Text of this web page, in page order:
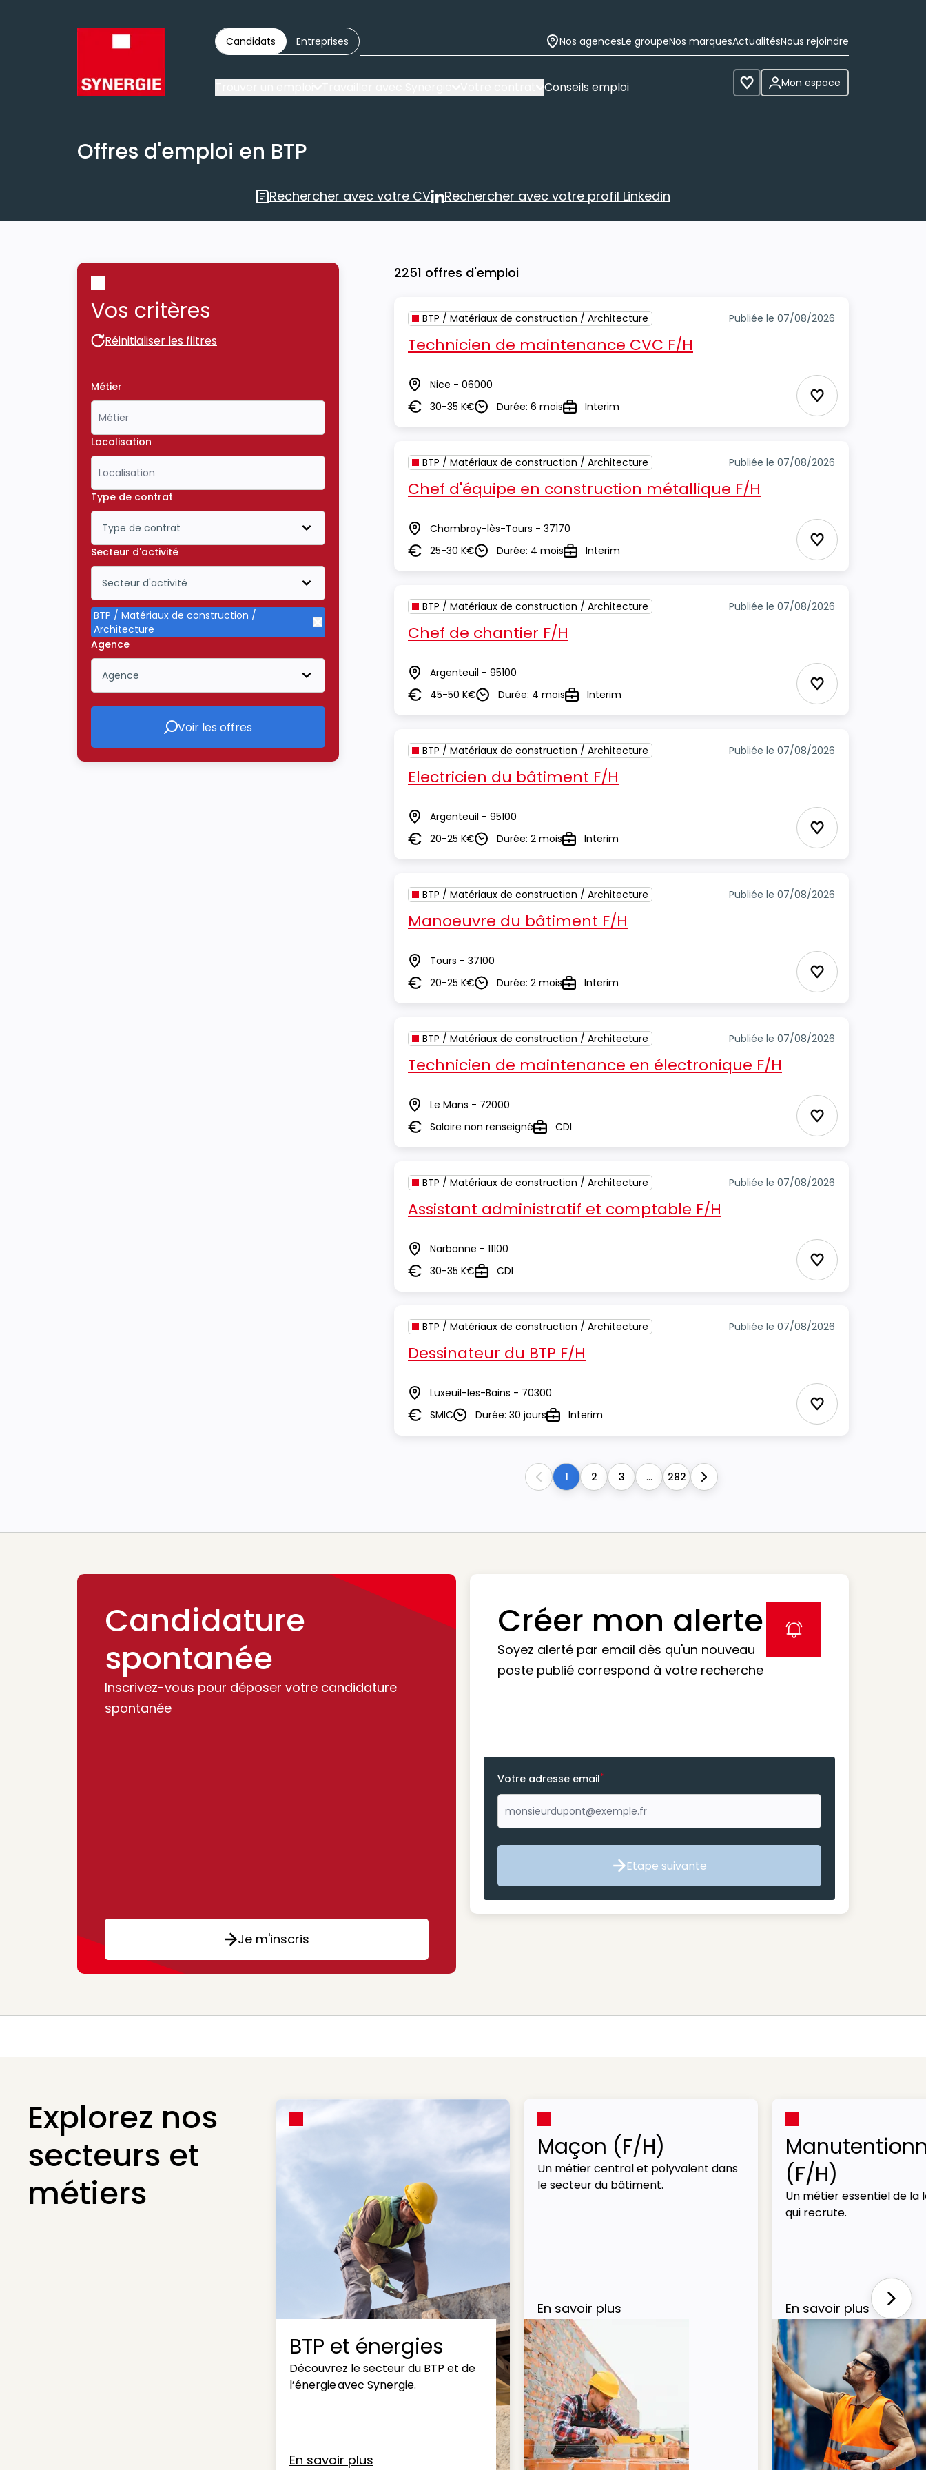
Candidats Entreprises Nos agencesLe groupeNos marquesActualitésNous rejoindre
Conseils emploi Voir les favoris
Mon espace
Offres d'emploi en BTP
Rechercher avec votre CV
Rechercher avec votre CV
Rechercher avec votre profil Linkedin
Rechercher avec votre profil Linkedin
Vos critères
Réinitialiser les filtres
Réinitialiser les filtres
Métier
Localisation
Type de contrat
Type de contrat
Icône ouvrir la liste déroulante
Secteur d'activité
Secteur d'activité
Icône ouvrir la liste déroulante
BTP / Matériaux de construction /
Architecture
Supprimer le critère BTP / Matériaux de construction / Architecture
Agence
Agence
Icône ouvrir la liste déroulante
Voir les offres
Voir les offres
2251 offres d'emploi
BTP / Matériaux de construction / Architecture Publiée le 07/08/2026
Technicien de maintenance CVC F/H
Lieu Nice - 06000
Salaire30-35 K€DuréeDurée: 6 moisTypeInterim Ajouter aux
BTP / Matériaux de construction / Architecture Publiée le 07/08/2026
Chef d'équipe en construction métallique F/H
Lieu Chambray-lès-Tours - 37170
Salaire25-30 K€DuréeDurée: 4 moisTypeInterim Ajouter aux
BTP / Matériaux de construction / Architecture Publiée le 07/08/2026
Chef de chantier F/H
Lieu Argenteuil - 95100
Salaire45-50 K€DuréeDurée: 4 moisTypeInterim Ajouter aux
BTP / Matériaux de construction / Architecture Publiée le 07/08/2026
Electricien du bâtiment F/H
Lieu Argenteuil - 95100
Salaire20-25 K€DuréeDurée: 2 moisTypeInterim Ajouter aux
BTP / Matériaux de construction / Architecture Publiée le 07/08/2026
Manoeuvre du bâtiment F/H
Lieu Tours - 37100
Salaire20-25 K€DuréeDurée: 2 moisTypeInterim Ajouter aux
BTP / Matériaux de construction / Architecture Publiée le 07/08/2026
Technicien de maintenance en électronique F/H
Lieu Le Mans - 72000
SalaireSalaire non renseignéTypeCDI Ajouter aux
BTP / Matériaux de construction / Architecture Publiée le 07/08/2026
Assistant administratif et comptable F/H
Lieu Narbonne - 11100
Salaire30-35 K€TypeCDI Ajouter aux
BTP / Matériaux de construction / Architecture Publiée le 07/08/2026
Dessinateur du BTP F/H
Lieu Luxeuil-les-Bains - 70300
Salaire
SMICDuréeDurée: 30 joursTypeInterim Ajouter aux
Previous
1 2 3 ... 282 Next
Candidature
spontanée
Inscrivez-vous pour déposer votre candidature
spontanée
Je m'inscris
Créer mon alerte
Soyez alerté par email dès qu'un nouveau
poste publié correspond à votre recherche
label icon
Votre adresse email*
Etape suivante
Etape suivante
Explorez nos
secteurs et
métiers
BTP et énergies
Découvrez le secteur du BTP et de
l’énergie avec Synergie.
En savoir plus
Maçon (F/H)
Un métier central et polyvalent dans
le secteur du bâtiment.
En savoir plus
(F/H)
Un métier essentiel de la
qui recrute.
En savoir plus Next